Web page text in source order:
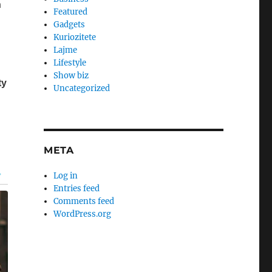
Featured
Gadgets
Kuriozitete
Lajme
Lifestyle
Show biz
Uncategorized
META
Log in
Entries feed
Comments feed
WordPress.org